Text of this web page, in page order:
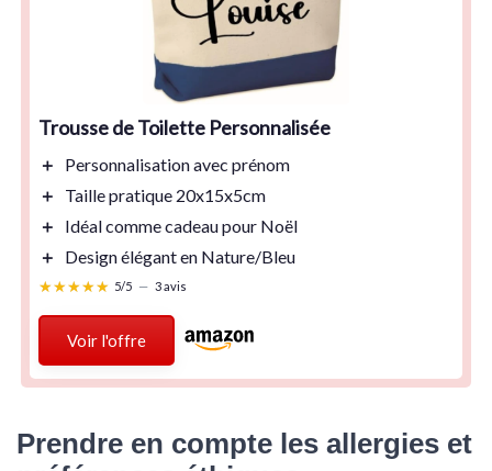
Trousse de Toilette Personnalisée
＋ Personnalisationavec prénom
＋
Taille pratique 20x15x5cm
＋
Idéal commecadeaupour Noël
＋
Design élégant en Nature/Bleu
★★★★★
★★★★★ 5/5 — 3 avis
Voir l'offre
Prendre en compte les allergies et